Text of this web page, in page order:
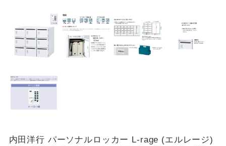
内田洋行 パーソナルロッカー L-rage (エルレージ)